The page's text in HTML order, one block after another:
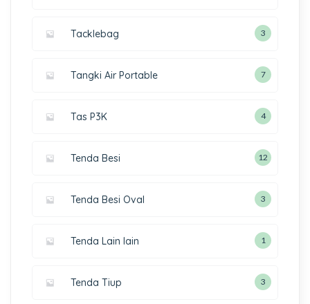
Tacklebag 3
Tangki Air Portable 7
Tas P3K 4
Tenda Besi 12
Tenda Besi Oval 3
Tenda Lain lain 1
Tenda Tiup 3